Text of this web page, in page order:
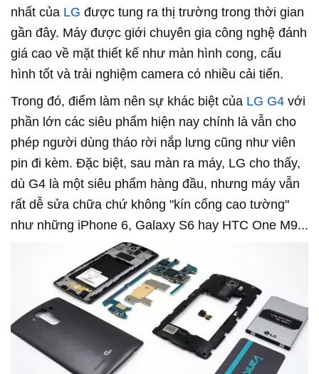
nhất của LG được tung ra thị trường trong thời gian
gần đây. Máy được giới chuyên gia công nghệ đánh
giá cao về mặt thiết kế như màn hình cong, cấu
hình tốt và trải nghiệm camera có nhiều cải tiến.
Trong đó, điểm làm nên sự khác biệt của LG G4 với
phần lớn các siêu phẩm hiện nay chính là vẫn cho
phép người dùng tháo rời nắp lưng cũng như viên
pin đi kèm. Đặc biệt, sau màn ra máy, LG cho thấy,
dù G4 là một siêu phẩm hàng đầu, nhưng máy vẫn
rất dễ sửa chữa chứ không "kín cổng cao tường"
như những iPhone 6, Galaxy S6 hay HTC One M9...